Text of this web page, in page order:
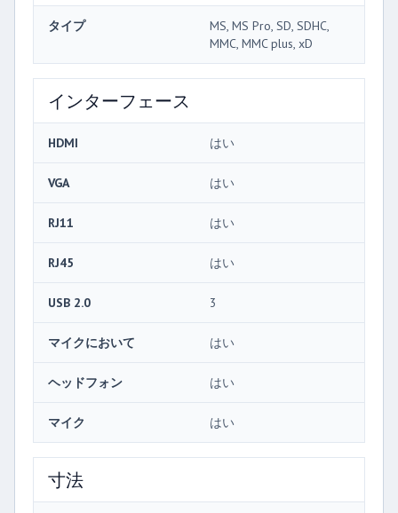
タイプ
MS, MS Pro, SD, SDHC,
MMC, MMC plus, xD
インターフェース
HDMI はい
VGA はい
RJ11 はい
RJ45 はい
USB 2.0 3
マイクにおいて はい
ヘッドフォン はい
マイク はい
寸法